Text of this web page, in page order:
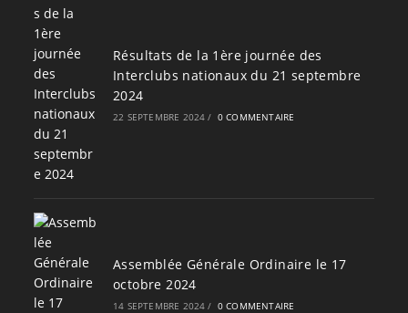
Résultats de la 1ère journée des
Interclubs nationaux du 21 septembre
2024
22 SEPTEMBRE 2024 / 0 COMMENTAIRE
Assemblée Générale Ordinaire le 17
octobre 2024
14 SEPTEMBRE 2024 / 0 COMMENTAIRE